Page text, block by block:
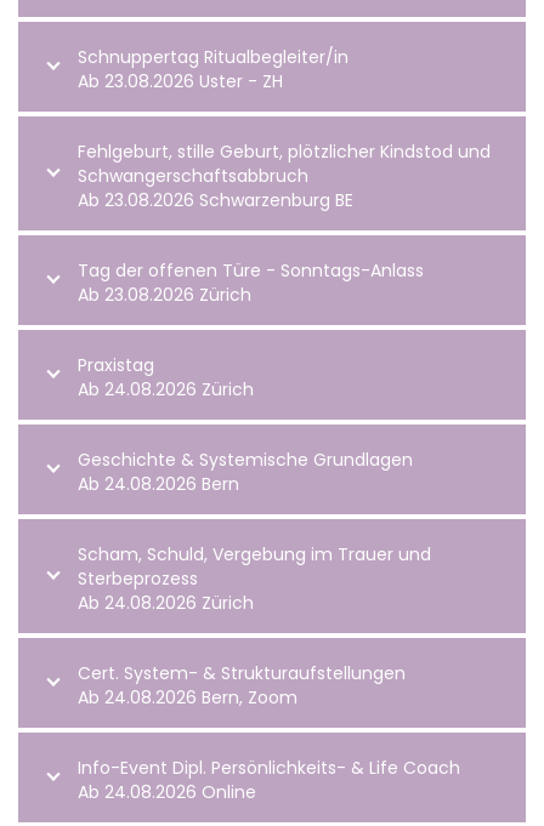
Schnuppertag Ritualbegleiter/in
Ab 23.08.2026 Uster - ZH
Fehlgeburt, stille Geburt, plötzlicher Kindstod und
Schwangerschaftsabbruch
Ab 23.08.2026 Schwarzenburg BE
Tag der offenen Türe - Sonntags-Anlass
Ab 23.08.2026 Zürich
Praxistag
Ab 24.08.2026 Zürich
Geschichte & Systemische Grundlagen
Ab 24.08.2026 Bern
Scham, Schuld, Vergebung im Trauer und
Sterbeprozess
Ab 24.08.2026 Zürich
Cert. System- & Strukturaufstellungen
Ab 24.08.2026 Bern, Zoom
Info-Event Dipl. Persönlichkeits- & Life Coach
Ab 24.08.2026 Online